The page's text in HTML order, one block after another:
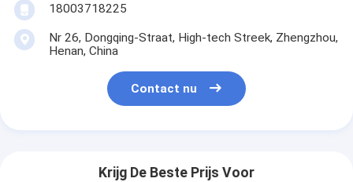
18003718225
Nr 26, Dongqing-Straat, High-tech Streek, Zhengzhou,
Henan, China
Contact nu
Krijg De Beste Prijs Voor